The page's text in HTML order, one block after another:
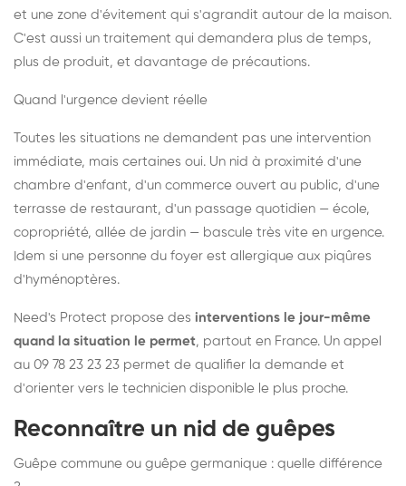
et une zone d'évitement qui s'agrandit autour de la maison.
C'est aussi un traitement qui demandera plus de temps,
plus de produit, et davantage de précautions.
Quand l'urgence devient réelle
Toutes les situations ne demandent pas une intervention
immédiate, mais certaines oui. Un nid à proximité d'une
chambre d'enfant, d'un commerce ouvert au public, d'une
terrasse de restaurant, d'un passage quotidien — école,
copropriété, allée de jardin — bascule très vite en urgence.
Idem si une personne du foyer est allergique aux piqûres
d'hyménoptères.
Need's Protect propose des interventions le jour-même
quand la situation le permet, partout en France. Un appel
au 09 78 23 23 23 permet de qualifier la demande et
d'orienter vers le technicien disponible le plus proche.
Reconnaître un nid de guêpes
Guêpe commune ou guêpe germanique : quelle différence